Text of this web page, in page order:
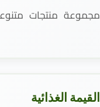
مجموعة منتجات
القيمة الغذائية